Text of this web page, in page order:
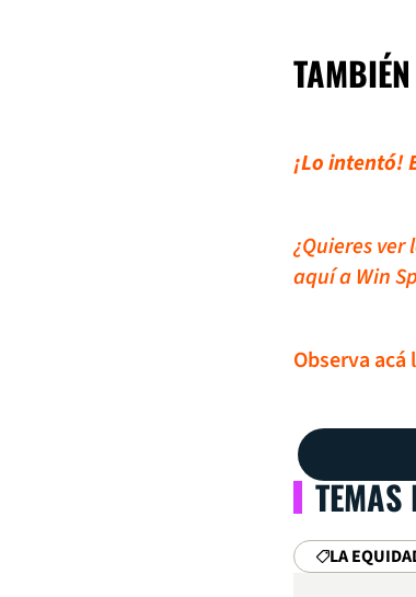
¡Lo intentó!
¿Quieres
aquí a Win
Observa
TEMAS
LA